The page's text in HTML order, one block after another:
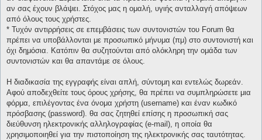
αν σας έχουν βλάψει. Στόχος μας η ομαλή, υγιής ανταλλαγή απόψεων
από όλους τους χρήστες.
* Τυχόν αντιρρήσεις σε επεμβάσεις των συντονιστών του Forum θα
πρέπει να υποβάλλονται με προσωπικό μήνυμα (πμ) στο συντονιστή και
όχι δημόσια. Κατόπιν θα συζητούνται από ολόκληρη την ομάδα των
συντονιστών και θα απαντάμε σε όλους.
Η διαδικασία της εγγραφής είναι απλή, σύντομη και εντελώς δωρεάν.
Αφού αποδεχθείτε τους όρους χρήσης, θα πρέπει να συμπληρώσετε μια
φόρμα, επιλέγοντας ένα όνομα χρήστη (username) και έναν κωδικό
πρόσβασης (password). θα σας ζητηθεί επίσης η προσωπική σας
διεύθυνση ηλεκτρονικής αλληλογραφίας (e-mail), η οποία θα
χρησιμοποιηθεί για την πιστοποίηση της ηλεκτρονικής σας ταυτότητας.